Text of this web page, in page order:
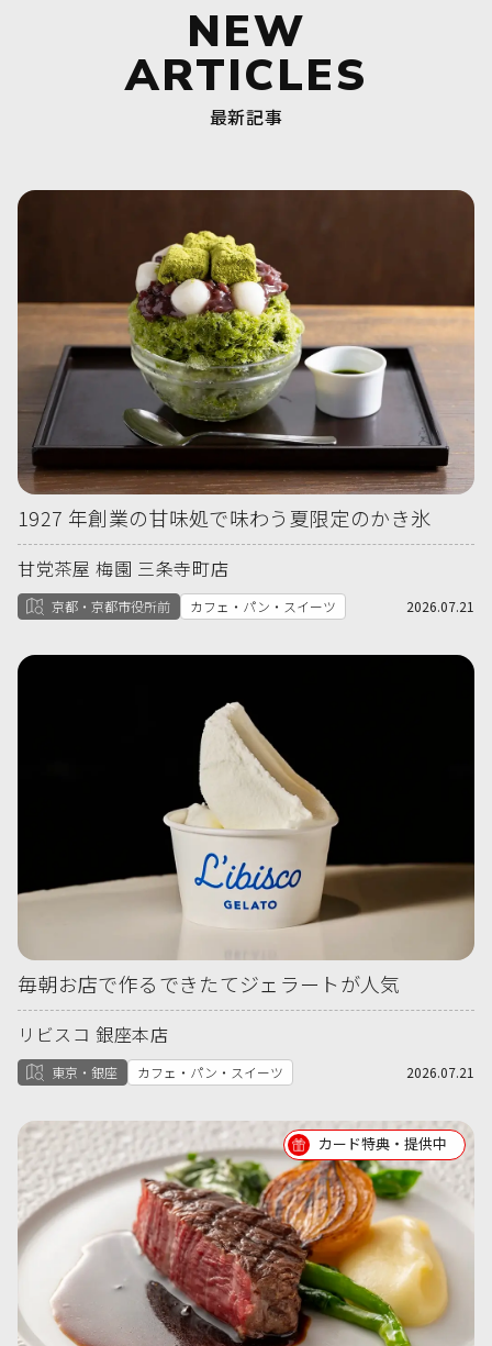
NEW
ARTICLES
最新記事
1927 年創業の甘味処で味わう夏限定のかき氷
甘党茶屋 梅園 三条寺町店
京都・京都市役所前 カフェ・パン・スイーツ 2026.07.21
毎朝お店で作るできたてジェラートが人気
リビスコ 銀座本店
東京・銀座 カフェ・パン・スイーツ 2026.07.21
カード特典・提供中